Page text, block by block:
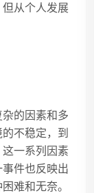
从个人发展
的因素和多
不稳定，到
一系列因素
件也反映出
难和无奈。